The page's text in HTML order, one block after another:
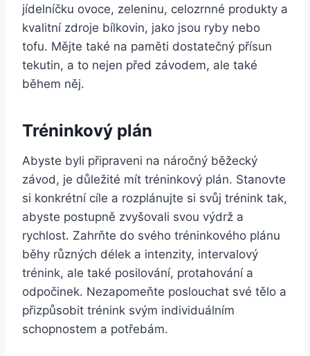
jídelníčku ovoce, zeleninu, celozrnné produkty a
kvalitní zdroje bílkovin, jako jsou ryby nebo
tofu. Mějte také na paměti dostatečný přísun
tekutin, a to nejen před závodem, ale také
během něj.
Tréninkový plán
Abyste byli připraveni na náročný běžecký
závod, je důležité mít tréninkový plán. Stanovte
si konkrétní cíle a rozplánujte si svůj trénink tak,
abyste postupně zvyšovali svou výdrž a
rychlost. Zahrňte do svého tréninkového plánu
běhy různých délek a intenzity, intervalový
trénink, ale také posilování, protahování a
odpočinek. Nezapomeňte poslouchat své tělo a
přizpůsobit trénink svým individuálním
schopnostem a potřebám.